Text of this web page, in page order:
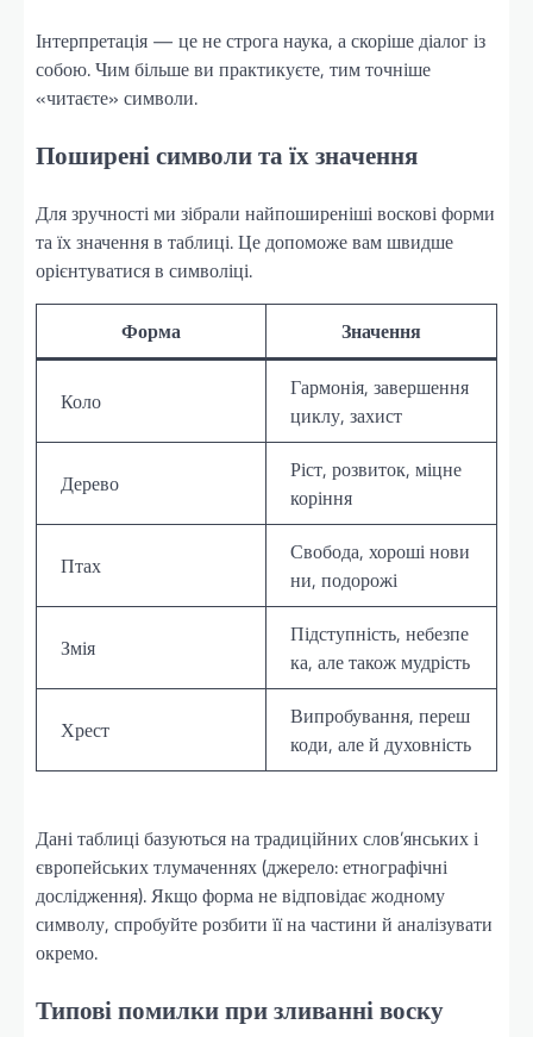
Інтерпретація — це не строга наука, а скоріше діалог із
собою. Чим більше ви практикуєте, тим точніше
«читаєте» символи.
Поширені символи та їх значення
Для зручності ми зібрали найпоширеніші воскові форми
та їх значення в таблиці. Це допоможе вам швидше
орієнтуватися в символіці.
Форма Значення
Коло
Гармонія, завершення
циклу, захист
Дерево
Ріст, розвиток, міцне
коріння
Птах
Свобода, хороші нови
ни, подорожі
Змія
Підступність, небезпе
ка, але також мудрість
Хрест
Випробування, переш
коди, але й духовність
Дані таблиці базуються на традиційних слов’янських і
європейських тлумаченнях (джерело: етнографічні
дослідження). Якщо форма не відповідає жодному
символу, спробуйте розбити її на частини й аналізувати
окремо.
Типові помилки при зливанні воску